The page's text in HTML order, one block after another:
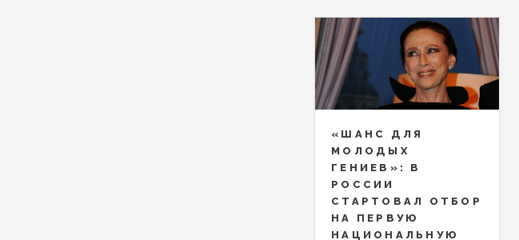
«ШАНС ДЛЯ
МОЛОДЫХ
ГЕНИЕВ»: В
РОССИИ
СТАРТОВАЛ ОТБОР
НА ПЕРВУЮ
НАЦИОНАЛЬНУЮ